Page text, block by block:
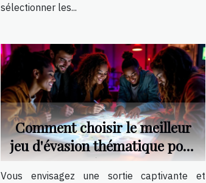
sélectionner les...
Comment choisir le meilleur
jeu d'évasion thématique pour
votre prochaine sortie ?
Vous envisagez une sortie captivante et